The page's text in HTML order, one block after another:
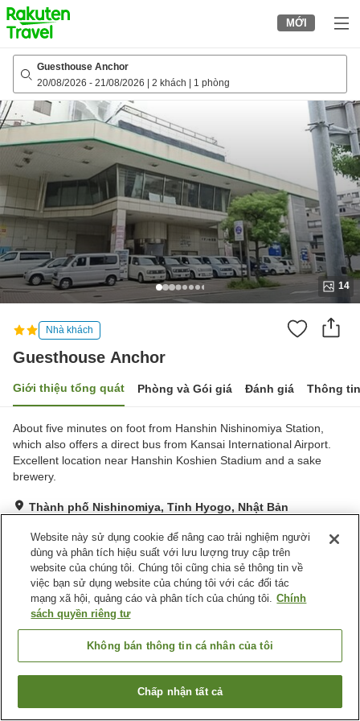
to
top
page
MỚI
Guesthouse Anchor
20/08/2026 - 21/08/2026 2 khách 1 phòng
14
Nhà khách
Guesthouse Anchor
Giới thiệu tổng quát Phòng và Gói giá Đánh giá Thông
About five minutes on foot from Hanshin Nishinomiya Station,
which also offers a direct bus from Kansai International Airport.
Excellent location near Hanshin Koshien Stadium and a sake
brewery.
Thành phố Nishinomiya, Tỉnh Hyogo, Nhật Bản
Tốt Đánh giá:51lượt
Tiện nghi chỗ nghỉ
Wi-Fi
Trang chủ Nhật Bản Tỉnh Hyogo
Thành phố Nishinomiya
Tìm phòng trống
Website này sử dụng cookie để nâng cao trải nghiệm người
dùng và phân tích hiệu suất với lưu lượng truy cập trên
website của chúng tôi. Chúng tôi cũng chia sẻ thông tin về
việc bạn sử dụng website của chúng tôi với các đối tác
mạng xã hội, quảng cáo và phân tích của chúng tôi. Chính
sách quyền riêng tư
Không bán thông tin cá nhân của tôi
Chấp nhận tất cả